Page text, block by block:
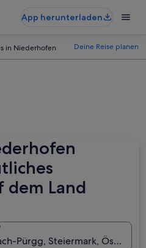
App herunterladen
in Niederhofen Deine Reise planen
dem Land
Pürgg, Steiermark,